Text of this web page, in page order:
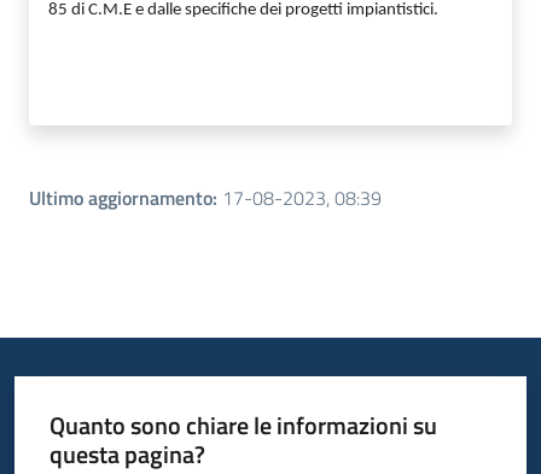
85 di C.M.E e dalle specifiche dei progetti impiantistici.
Ultimo aggiornamento: 17-08-2023, 08:39
Quanto sono chiare le informazioni su
questa pagina?